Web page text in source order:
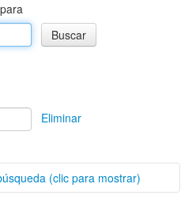
Eliminar
(clic para mostrar)